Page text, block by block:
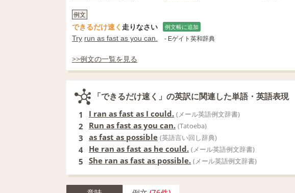
例文
できるだけ速く 走りなさい 例文帳に追加
Try run as fast as you can. - Eゲイト英和辞典
>>例文の一覧を見る
「できるだけ速く」の英訳に関連した単語・英語表現
1 I ran as fast as I could. (メール英語例文辞書)
2 Run as fast as you can. (Tatoeba)
3 as fast as possible (英語言い回し辞典)
4 He ran as fast as he could. (メール英語例文辞書)
5 She ran as fast as possible. (メール英語例文辞書)